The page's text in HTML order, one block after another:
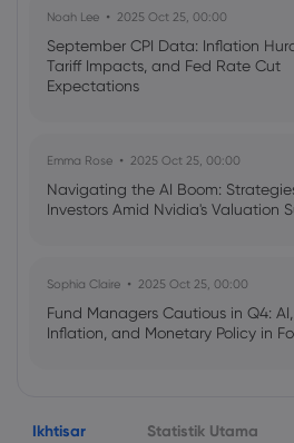
Noah Lee 2025 Oct 25, 00:00
September CPI Data: Inflation
Tariff Impacts, and Fed Rate Cut
Expectations
Emma Rose 2025 Oct 25, 00:00
Navigating the AI Boom:
Investors Amid Nvidia's Valuation
Sophia Claire 2025 Oct 25, 00:00
Fund Managers Cautious in Q4: AI,
Inflation, and Monetary Policy in
US Government Shutdown
Ikhtisar Statistik Utama